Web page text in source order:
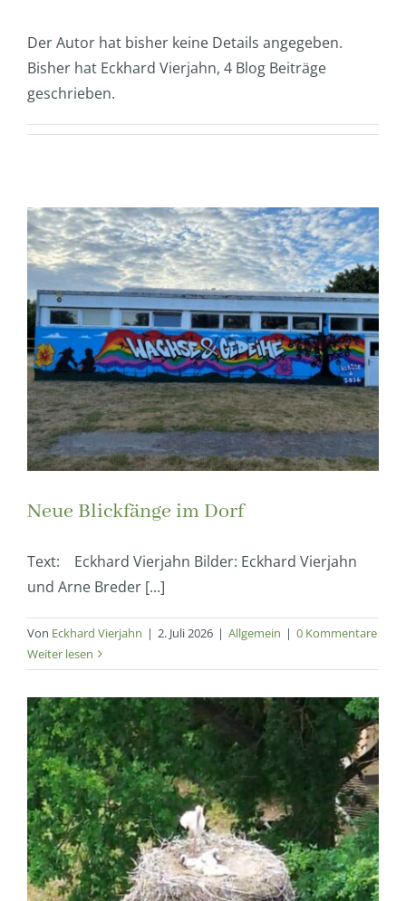
Der Autor hat bisher keine Details angegeben.
Bisher hat Eckhard Vierjahn, 4 Blog Beiträge
geschrieben.
Neue Blickfänge im Dorf
Text: Eckhard Vierjahn Bilder: Eckhard Vierjahn
und Arne Breder [...]
Von Eckhard Vierjahn | 2. Juli 2026 | Allgemein | 0 Kommentare
Weiter lesen